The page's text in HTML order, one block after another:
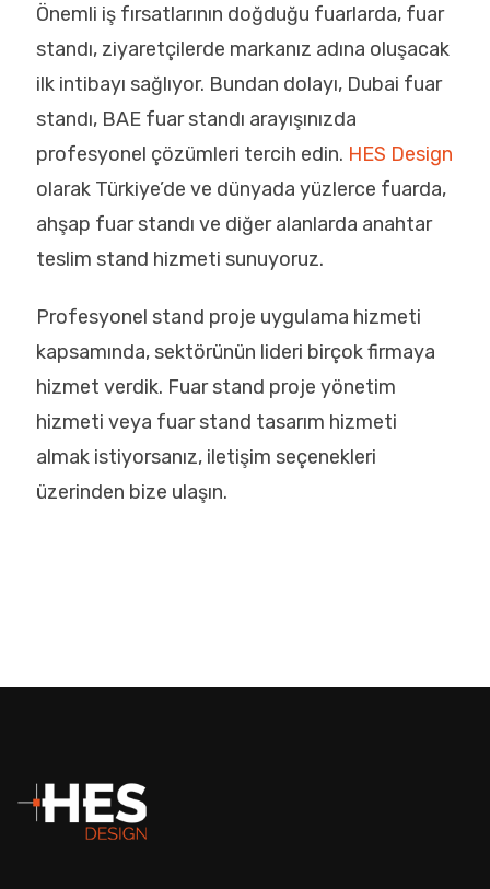
Önemli iş fırsatlarının doğduğu fuarlarda, fuar
standı, ziyaretçilerde markanız adına oluşacak
ilk intibayı sağlıyor. Bundan dolayı, Dubai fuar
standı, BAE fuar standı arayışınızda
profesyonel çözümleri tercih edin. HES Design
olarak Türkiye’de ve dünyada yüzlerce fuarda,
ahşap fuar standı ve diğer alanlarda anahtar
teslim stand hizmeti sunuyoruz.
Profesyonel stand proje uygulama hizmeti
kapsamında, sektörünün lideri birçok firmaya
hizmet verdik. Fuar stand proje yönetim
hizmeti veya fuar stand tasarım hizmeti
almak istiyorsanız, iletişim seçenekleri
üzerinden bize ulaşın.